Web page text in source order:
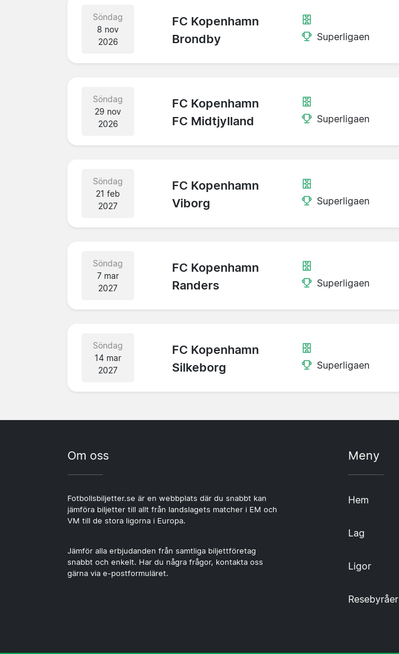
Söndag
8 nov
2026
FC Kopenhamn
Brondby
Superligaen
Söndag
29 nov
2026
FC Kopenhamn
FC Midtjylland
Superligaen
Söndag
21 feb
2027
FC Kopenhamn
Viborg
Superligaen
Söndag
7 mar
2027
FC Kopenhamn
Randers
Superligaen
Söndag
14 mar
2027
FC Kopenhamn
Silkeborg
Superligaen
Om oss
Fotbollsbiljetter.se är en webbplats där du snabbt kan
jämföra biljetter till allt från landslagets matcher i EM och
VM till de stora ligorna i Europa.
Jämför alla erbjudanden från samtliga biljettföretag
snabbt och enkelt. Har du några frågor, kontakta oss
gärna via e-postformuläret.
Meny
Hem
Lag
Ligor
Resebyråer